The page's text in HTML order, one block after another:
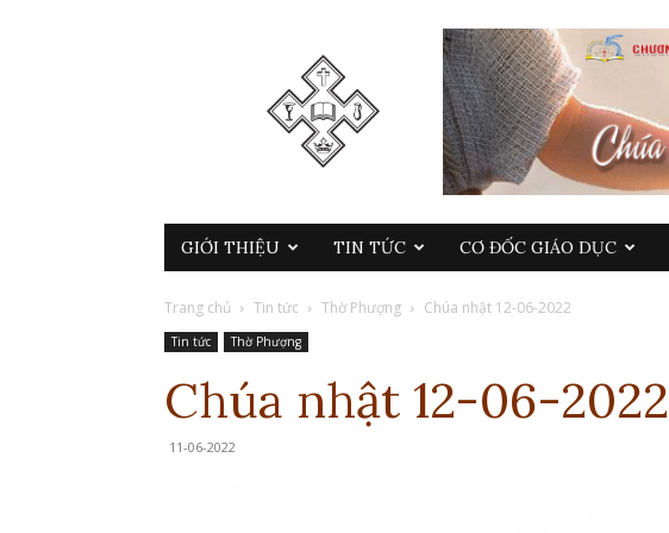
GIỚI THIỆU TIN TỨC CƠ ĐỐC GIÁO DỤC
Trang chủ Tin tức Thờ Phượng Chúa nhật 12-06-2022
Tin tức Thờ Phượng
Chúa nhật 12-06-2022
11-06-2022